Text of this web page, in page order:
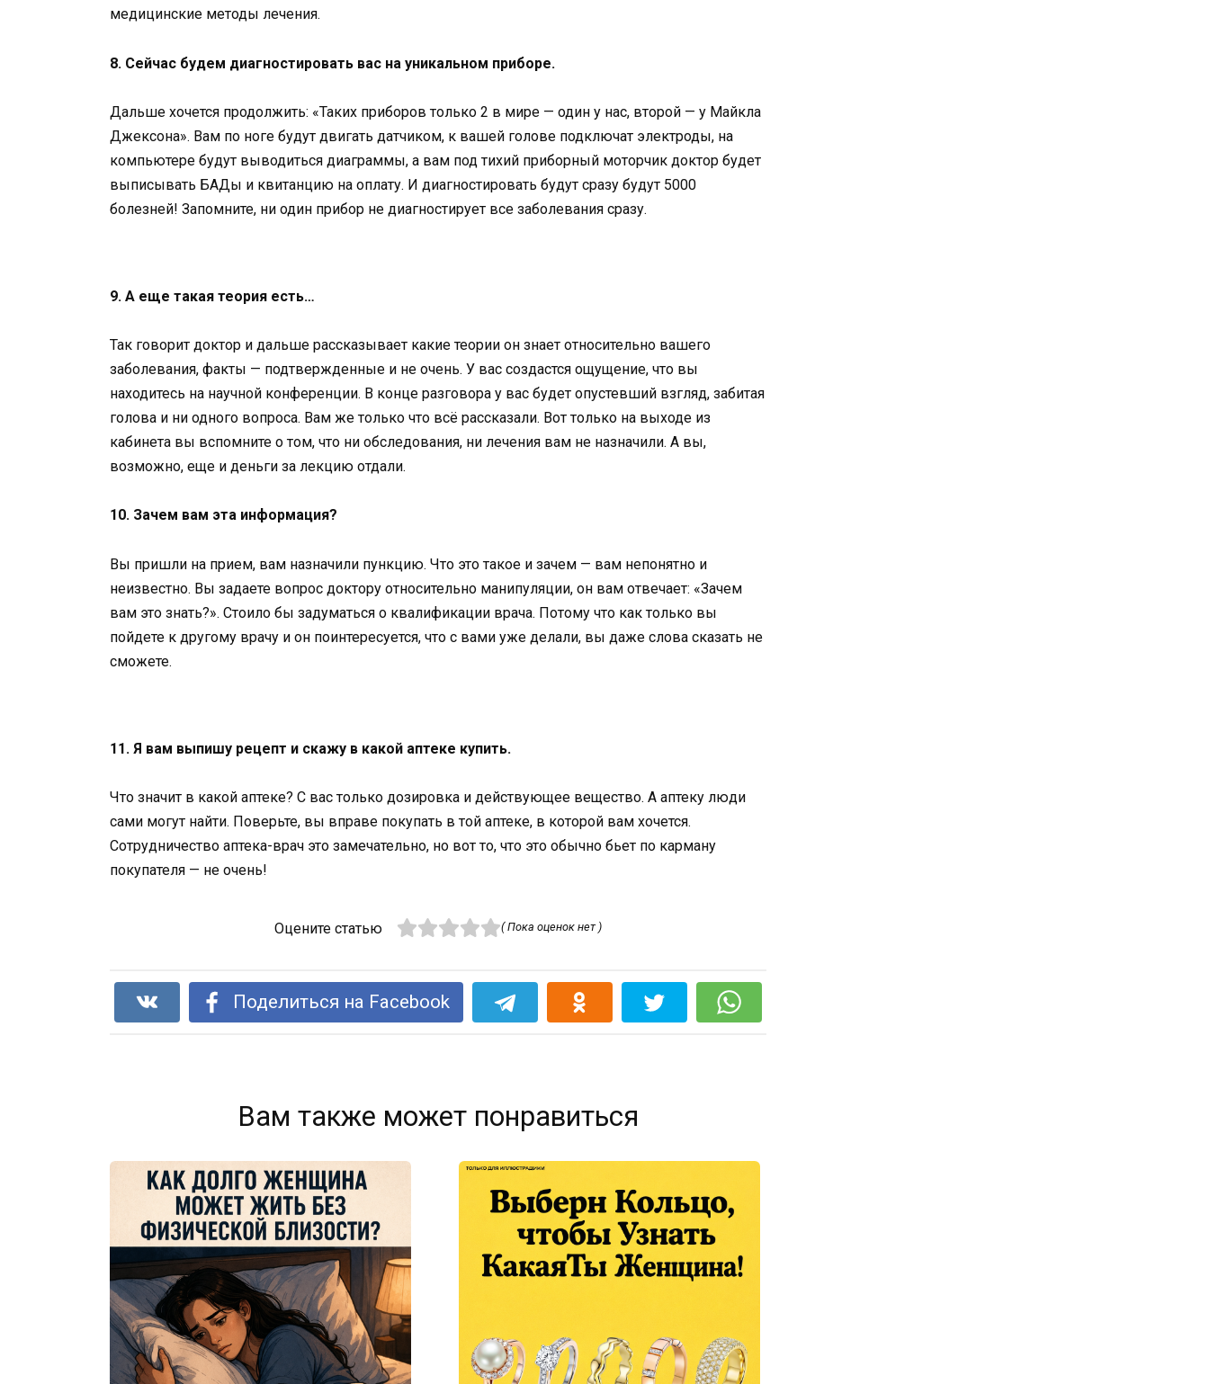
медицинские методы лечения.
8. Сейчас будем диагностировать вас на уникальном приборе.
Дальше хочется продолжить: «Таких приборов только 2 в мире — один у нас, второй — у Майкла
Джексона». Вам по ноге будут двигать датчиком, к вашей голове подключат электроды, на
компьютере будут выводиться диаграммы, а вам под тихий приборный моторчик доктор будет
выписывать БАДы и квитанцию на оплату. И диагностировать будут сразу будут 5000
болезней! Запомните, ни один прибор не диагностирует все заболевания сразу.
9. А еще такая теория есть…
Так говорит доктор и дальше рассказывает какие теории он знает относительно вашего
заболевания, факты — подтвержденные и не очень. У вас создастся ощущение, что вы
находитесь на научной конференции. В конце разговора у вас будет опустевший взгляд, забитая
голова и ни одного вопроса. Вам же только что всё рассказали. Вот только на выходе из
кабинета вы вспомните о том, что ни обследования, ни лечения вам не назначили. А вы,
возможно, еще и деньги за лекцию отдали.
10. Зачем вам эта информация?
Вы пришли на прием, вам назначили пункцию. Что это такое и зачем — вам непонятно и
неизвестно. Вы задаете вопрос доктору относительно манипуляции, он вам отвечает: «Зачем
вам это знать?». Стоило бы задуматься о квалификации врача. Потому что как только вы
пойдете к другому врачу и он поинтересуется, что с вами уже делали, вы даже слова сказать не
сможете.
11. Я вам выпишу рецепт и скажу в какой аптеке купить.
Что значит в какой аптеке? С вас только дозировка и действующее вещество. А аптеку люди
сами могут найти. Поверьте, вы вправе покупать в той аптеке, в которой вам хочется.
Сотрудничество аптека-врач это замечательно, но вот то, что это обычно бьет по карману
покупателя — не очень!
Оцените статью ( Пока оценок нет )
Поделиться на Facebook
Вам также может понравиться